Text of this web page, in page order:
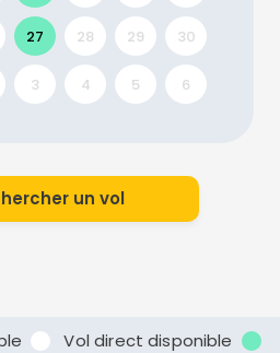
27 28 29 30
3 4 5 6
un vol
Vol direct disponible